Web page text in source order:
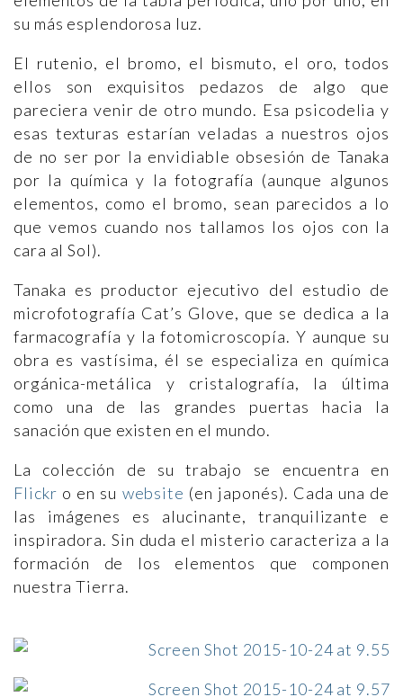
su más esplendorosa luz.
El rutenio, el bromo, el bismuto, el oro, todos
ellos son exquisitos pedazos de algo que
pareciera venir de otro mundo. Esa psicodelia y
esas texturas estarían veladas a nuestros ojos
de no ser por la envidiable obsesión de Tanaka
por la química y la fotografía (aunque algunos
elementos, como el bromo, sean parecidos a lo
que vemos cuando nos tallamos los ojos con la
cara al Sol).
Tanaka es productor ejecutivo del estudio de
microfotografía Cat’s Glove, que se dedica a la
farmacografía y la fotomicroscopía. Y aunque su
obra es vastísima, él se especializa en química
orgánica-metálica y cristalografía, la última
como una de las grandes puertas hacia la
sanación que existen en el mundo.
La colección de su trabajo se encuentra en
Flickr o en su website (en japonés). Cada una de
las imágenes es alucinante, tranquilizante e
inspiradora. Sin duda el misterio caracteriza a la
formación de los elementos que componen
nuestra Tierra.